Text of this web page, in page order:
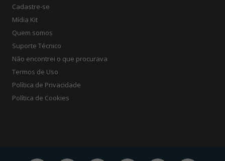
Cadastre-se
Mídia Kit
Quem somos
Suporte Técnico
Não encontrei o que procurava
Termos de Uso
Política de Privacidade
Política de Cookies